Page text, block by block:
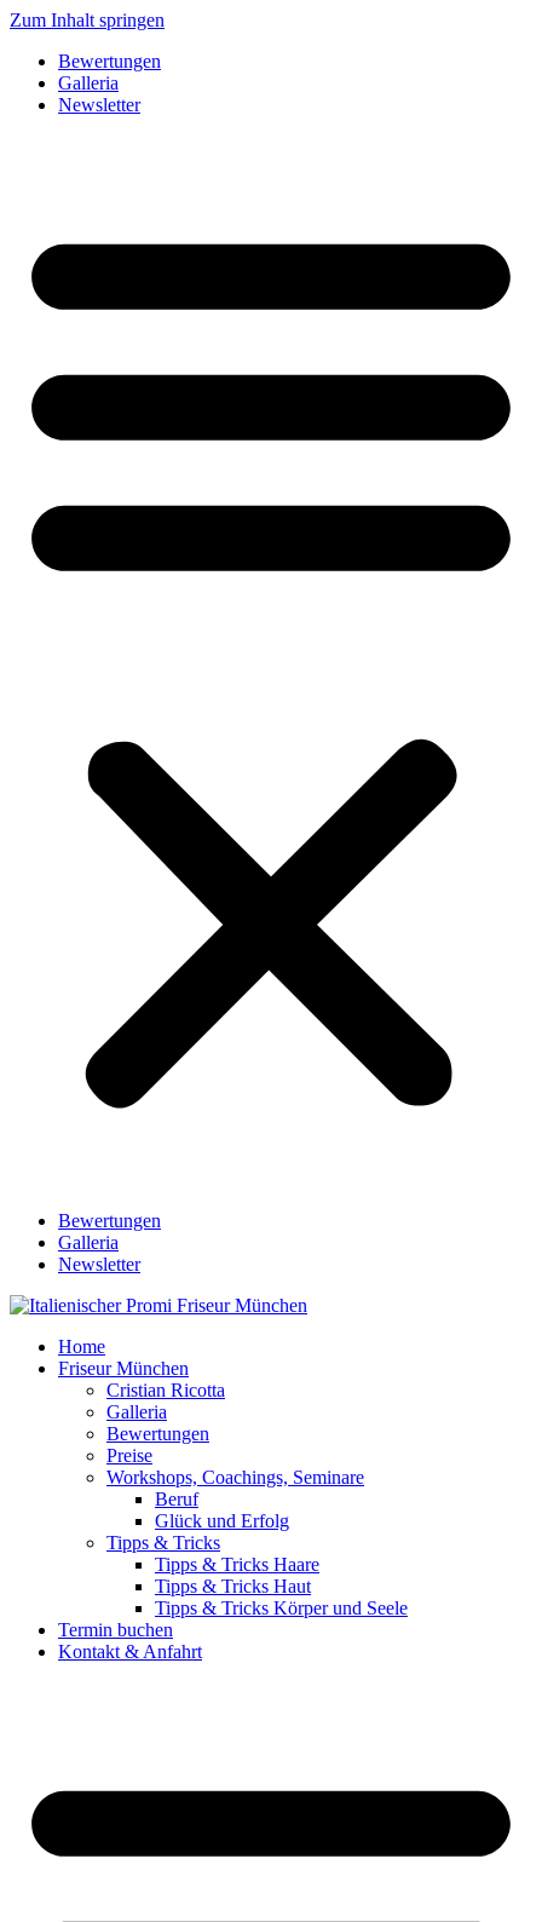
Zum Inhalt springen
Bewertungen
Galleria
Newsletter
Bewertungen
Galleria
Newsletter
Home
Friseur München
Cristian Ricotta
Galleria
Bewertungen
Preise
Workshops, Coachings, Seminare
Beruf
Glück und Erfolg
Tipps & Tricks
Tipps & Tricks Haare
Tipps & Tricks Haut
Tipps & Tricks Körper und Seele
Termin buchen
Kontakt & Anfahrt